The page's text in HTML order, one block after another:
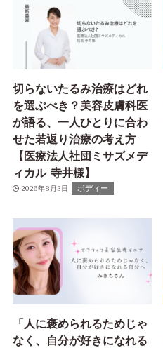
切らないたるみ治療はどれ
を選ぶべき？美容皮膚科医
が語る、一人ひとりに合わ
せた若返り治療の考え方
【医療法人社団ミサズメデ
ィカル 寺井様】
2026年8月3日 ボディー
「人に褒められるためじゃ
なく、自分が好きになれる